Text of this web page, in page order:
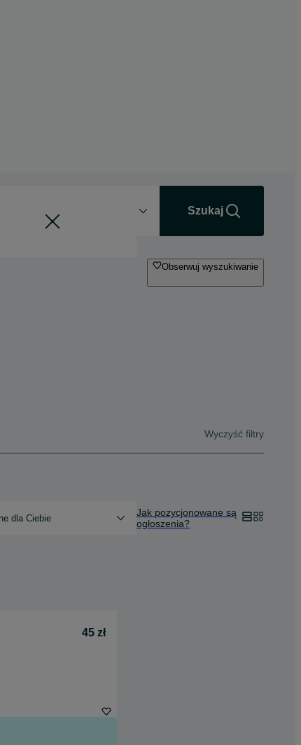
Szukaj
Obserwuj wyszukiwanie
Wyczyść filtry
dla Ciebie
Jak pozycjonowane są
ogłoszenia?
45 zł